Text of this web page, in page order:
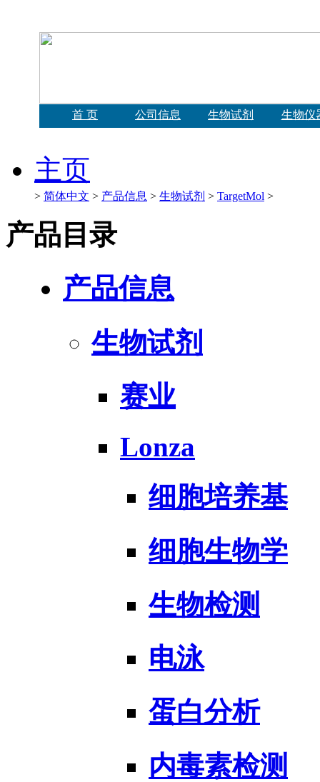
首 页 公司信息 生物试剂 生物仪
主页
> 简体中文 > 产品信息 > 生物试剂 > TargetMol >
产品目录
产品信息
生物试剂
赛业
Lonza
细胞培养基
细胞生物学
生物检测
电泳
蛋白分析
内毒素检测